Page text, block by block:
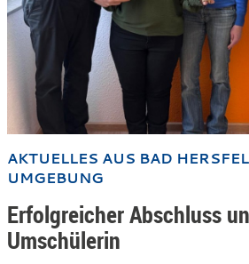
AKTUELLES AUS BAD
UMGEBUNG
Erfolgreicher Abschluss
Umschülerin